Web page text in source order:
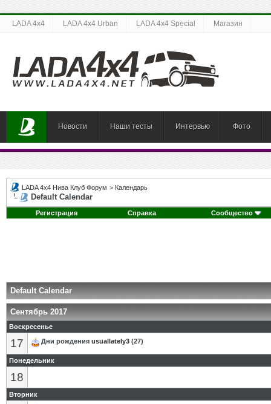
LADA 4x4 LADA 4x4 Urban LADA 4x4 Special Магазин
Новости Наши тесты Интервью Фото
LADA 4x4 Нива Клуб Форум > Календарь
Default Calendar
Регистрация Справка Сообщество
Default Calendar
Сентябрь 2017
Воскресенье
17 Дни рождения usuallately3 (27)
Понедельник
18
Вторник